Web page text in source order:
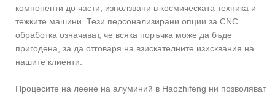
компоненти до части, използвани в космическата техника и
тежките машини. Тези персонализирани опции за CNC
обработка означават, че всяка поръчка може да бъде
пригодена, за да отговаря на взискателните изисквания на
нашите клиенти.
Процесите на леене на алуминий в Haozhifeng ни позволяват